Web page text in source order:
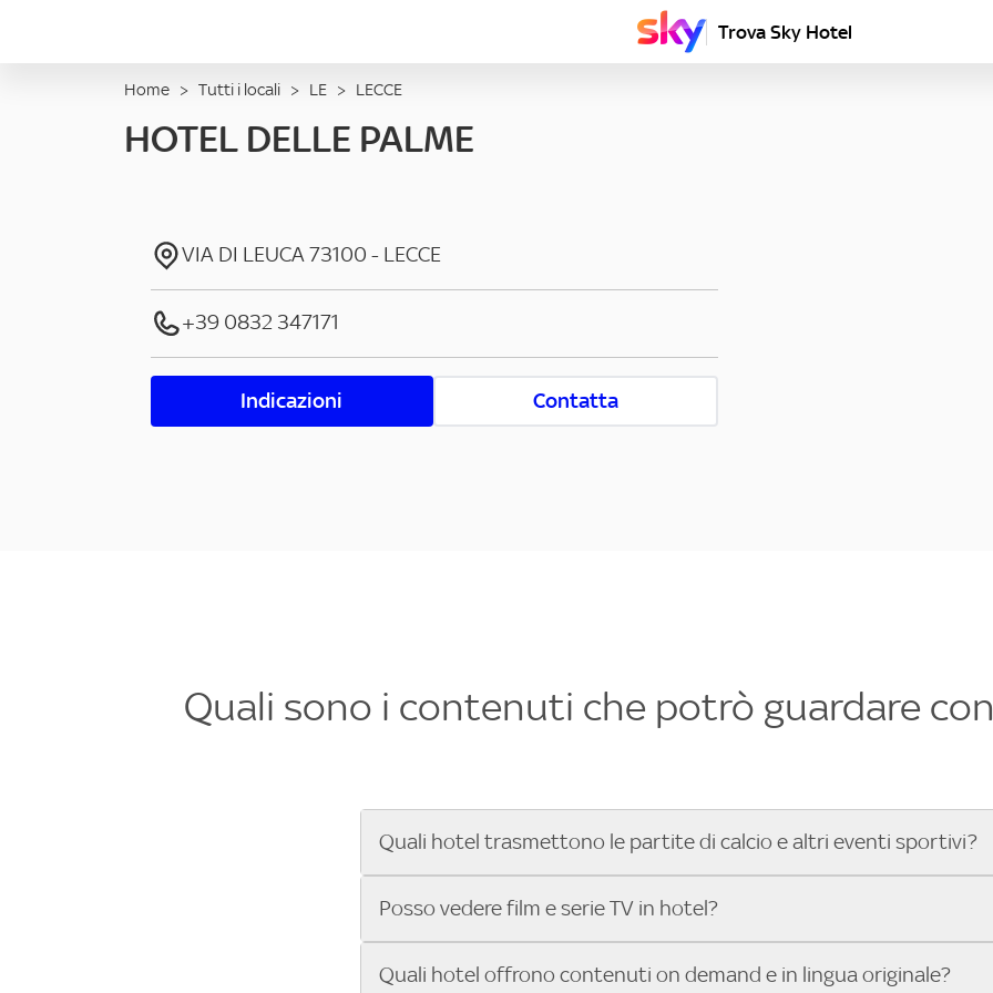
Trova Sky Hotel
Home > Tutti i locali > LE > LECCE
HOTEL DELLE PALME
VIA DI LEUCA73100 - LECCE
+39 0832 347171
Indicazioni Contatta
Quali sono i contenuti che potrò guardare
Quali hotel trasmettono le partite di calcio e altri eventi sportivi?
Se cerchi un hotel dove poter vedere le partite di Serie A, UEFA Champions
che trasmette gli eventi sportivi.
Posso vedere film e serie TV in hotel?
Sì, gli hotel che hanno Sky in camera offrono una vasta selezione di film
Quali hotel offrono contenuti on demand e in lingua originale?